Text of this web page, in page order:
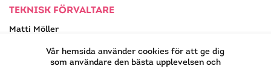
TEKNISK FÖRVALTARE
Matti Möller
matti.moller@fastpartner.se
Vår hemsida använder cookies för att ge dig
som användare den bästa upplevelsen och